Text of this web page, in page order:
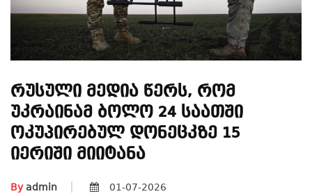
Რუსული Მედია Წერს, Რომ
Უკრაინამ Ბოლო 24 Საათში
Ოკუპირებულ Დონეცკზე 15
Იერიში Მიიტანა
Byadmin 01-07-2026